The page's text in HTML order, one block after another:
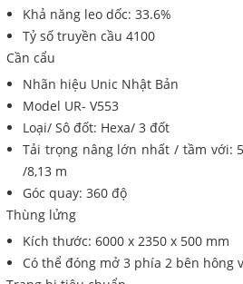
Khả năng leo dốc: 33.6%
Tỷ số truyền cầu 4100
Cần cẩu
Nhãn hiệu Unic Nhật Bản
Model UR- V553
Loại/ Sô đốt: Hexa/ 3 đốt
Tải trọng nâng lớn nhất / tầm với:
/8,13 m
Góc quay: 360 độ
Thùng lửng
Kích thước: 6000 x 2350 x 500 mm
Có thể đóng mở 3 phía 2 bên hông